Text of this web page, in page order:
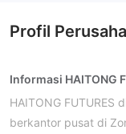
Profil
Informasi HAITONG
HAITONG FUTURES
berkantor pusat di